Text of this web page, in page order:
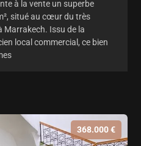
à la vente un superbe
situé au cœur du très
Marrakech. Issu de la
local commercial, ce bien
368.000 €